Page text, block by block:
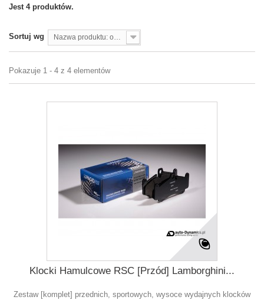
Jest 4 produktów.
Sortuj wg Nazwa produktu: od A do Z
Pokazuje 1 - 4 z 4 elementów
Klocki Hamulcowe RSC [Przód] Lamborghini...
Zestaw [komplet] przednich, sportowych, wysoce wydajnych klocków